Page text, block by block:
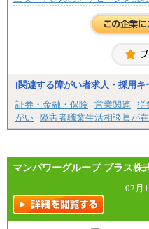
[関連する障がい者求人・採用キ
証券・金融・保険 営業関連 従
がい 障害者職業生活相談員が
マンパワーグループ プラス株
07月